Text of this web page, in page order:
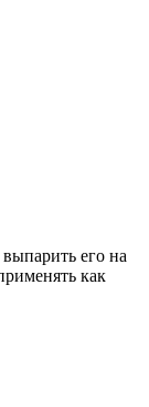
его на
как